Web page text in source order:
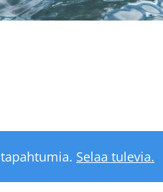
Selaa tulevia.